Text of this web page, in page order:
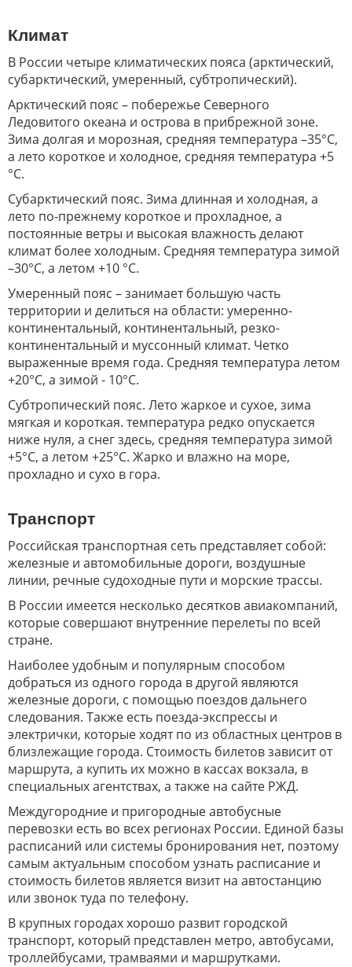
Климат
В России четыре климатических пояса (арктический,
субарктический, умеренный, субтропический).
Арктический пояс – побережье Северного
Ледовитого океана и острова в прибрежной зоне.
Зима долгая и морозная, средняя температура –35°C,
а лето короткое и холодное, средняя температура +5
°C.
Субарктический пояс. Зима длинная и холодная, а
лето по-прежнему короткое и прохладное, а
постоянные ветры и высокая влажность делают
климат более холодным. Средняя температура зимой
–30°C, а летом +10 °C.
Умеренный пояс – занимает большую часть
территории и делиться на области: умеренно-
континентальный, континентальный, резко-
континентальный и муссонный климат. Четко
выраженные время года. Средняя температура летом
+20°C, а зимой - 10°C.
Субтропический пояс. Лето жаркое и сухое, зима
мягкая и короткая. температура редко опускается
ниже нуля, а снег здесь, средняя температура зимой
+5°C, а летом +25°C. Жарко и влажно на море,
прохладно и сухо в гора.
Транспорт
Российская транспортная сеть представляет собой:
железные и автомобильные дороги, воздушные
линии, речные судоходные пути и морские трассы.
В России имеется несколько десятков авиакомпаний,
которые совершают внутренние перелеты по всей
стране.
Наиболее удобным и популярным способом
добраться из одного города в другой являются
железные дороги, с помощью поездов дальнего
следования. Также есть поезда-экспрессы и
электрички, которые ходят по из областных центров в
близлежащие города. Стоимость билетов зависит от
маршрута, а купить их можно в кассах вокзала, в
специальных агентствах, а также на сайте РЖД.
Междугородние и пригородные автобусные
перевозки есть во всех регионах России. Единой базы
расписаний или системы бронирования нет, поэтому
самым актуальным способом узнать расписание и
стоимость билетов является визит на автостанцию
или звонок туда по телефону.
В крупных городах хорошо развит городской
транспорт, который представлен метро, автобусами,
троллейбусами, трамваями и маршрутками.